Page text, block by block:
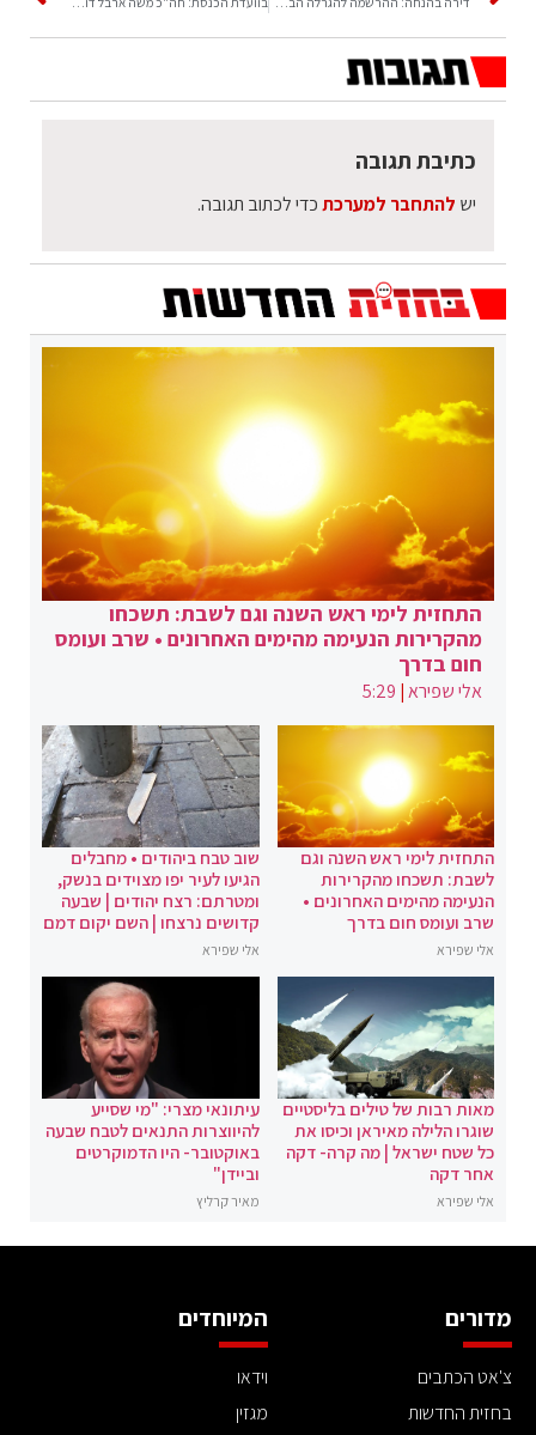
כתיבת תגובה
יש להתחבר למערכתכדי לכתוב תגובה.
התחזית לימי ראש השנה וגם לשבת: תשכחו
מהקרירות הנעימה מהימים האחרונים • שרב ועומס
חום בדרך
אלי שפירא|
5:29
התחזית לימי ראש השנה וגם
לשבת: תשכחו מהקרירות
הנעימה מהימים האחרונים •
שרב ועומס חום בדרך
אלי שפירא
שוב טבח ביהודים • מחבלים
הגיעו לעיר יפו מצוידים בנשק,
ומטרתם: רצח יהודים | שבעה
קדושים נרצחו | השם יקום דמם
אלי שפירא
מאות רבות של טילים בליסטיים
שוגרו הלילה מאיראן וכיסו את
כל שטח ישראל | מה קרה- דקה
אחר דקה
אלי שפירא
עיתונאי מצרי: "מי שסייע
להיווצרות התנאים לטבח שבעה
באוקטובר- היו הדמוקרטים
וביידן"
מאיר קרליץ
מדורים
צ'אט הכתבים
בחזית החדשות
המיוחדים
וידאו
מגזין